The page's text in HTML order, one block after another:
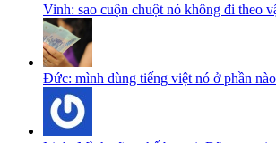
Vinh: sao cuộn chuột nó không đi theo
Đức: mình dùng tiếng việt nó ở phần